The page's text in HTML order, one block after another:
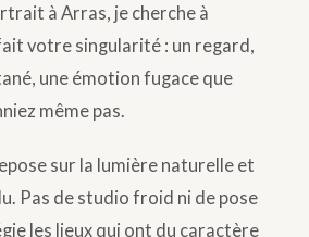
à Arras, je cherche à
votre singularité : un regard,
une émotion fugace que
même pas.
sur la lumière naturelle et
Pas de studio froid ni de pose
les lieux qui ont du caractère